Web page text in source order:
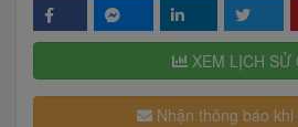
XEM LỊCH SỬ
Nhận thông báo